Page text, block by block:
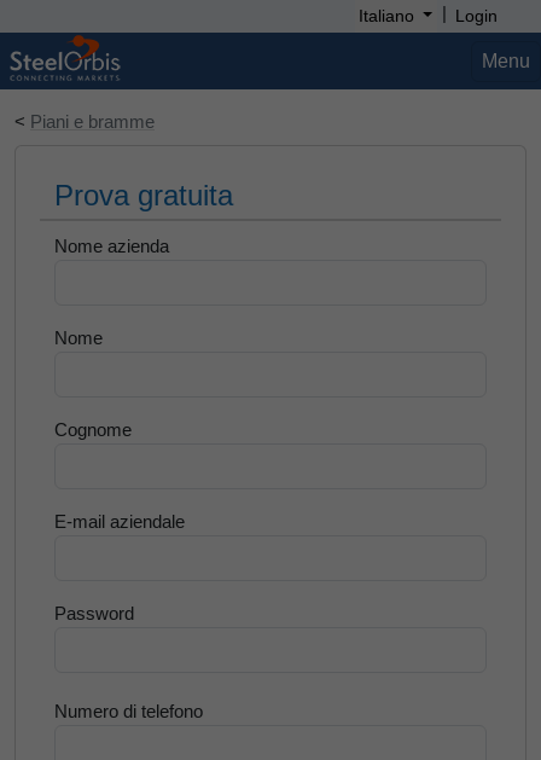
Italiano | Login
Menu
< Piani e bramme
Prova gratuita
Nome azienda
Nome
Cognome
E-mail aziendale
Password
Numero di telefono